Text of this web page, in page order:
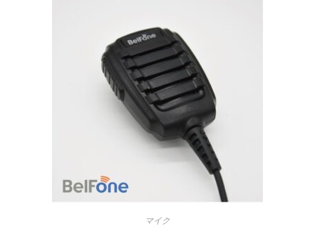
マイク